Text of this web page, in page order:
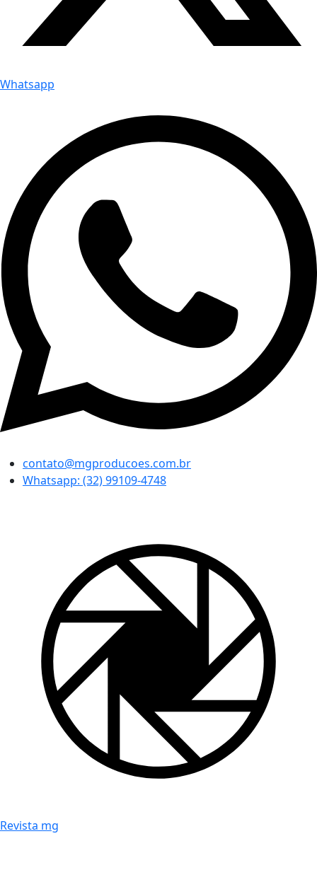
Whatsapp
contato@mgproducoes.com.br
Whatsapp: (32) 99109-4748
Revista mg